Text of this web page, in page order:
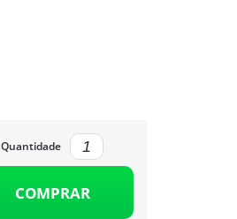
Quantidade
COMPRAR